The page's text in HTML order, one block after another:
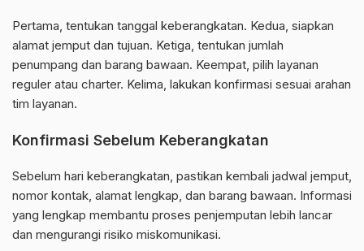
Pertama, tentukan tanggal keberangkatan. Kedua, siapkan
alamat jemput dan tujuan. Ketiga, tentukan jumlah
penumpang dan barang bawaan. Keempat, pilih layanan
reguler atau charter. Kelima, lakukan konfirmasi sesuai arahan
tim layanan.
Konfirmasi Sebelum Keberangkatan
Sebelum hari keberangkatan, pastikan kembali jadwal jemput,
nomor kontak, alamat lengkap, dan barang bawaan. Informasi
yang lengkap membantu proses penjemputan lebih lancar
dan mengurangi risiko miskomunikasi.